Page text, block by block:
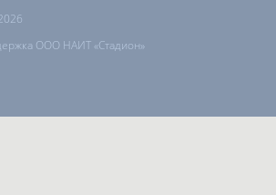
ООО НАИТ «Стадион»